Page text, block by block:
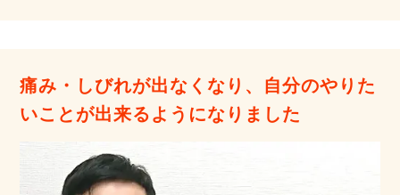
痛み・しびれが出なくなり、自分のやりた
いことが出来るようになりました